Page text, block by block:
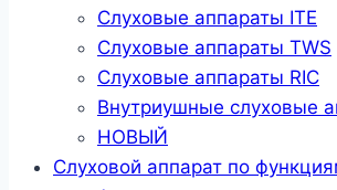
Слуховые аппараты ITE
Слуховые аппараты TWS
Слуховые аппараты RIC
Внутриушные слуховые
НОВЫЙ
Слуховой аппарат по